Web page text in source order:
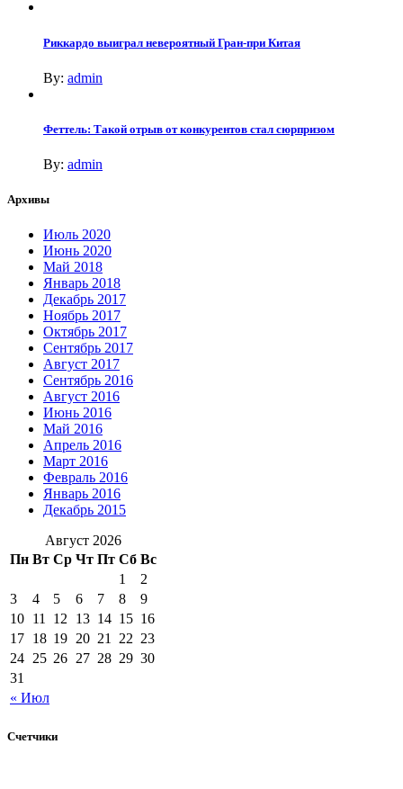
Риккардо выиграл невероятный Гран-при Китая
By: admin
Феттель: Такой отрыв от конкурентов стал сюрпризом
By: admin
Архивы
Июль 2020
Июнь 2020
Май 2018
Январь 2018
Декабрь 2017
Ноябрь 2017
Октябрь 2017
Сентябрь 2017
Август 2017
Сентябрь 2016
Август 2016
Июнь 2016
Май 2016
Апрель 2016
Март 2016
Февраль 2016
Январь 2016
Декабрь 2015
Август 2026
Пн Вт Ср Чт Пт Сб Вс
« Июл
1
2
3
4 5 6 7 8
9
10 11 12 13 14 15 16
17 18 19 20 21 22 23
24 25 26 27 28 29 30
31
Счетчики